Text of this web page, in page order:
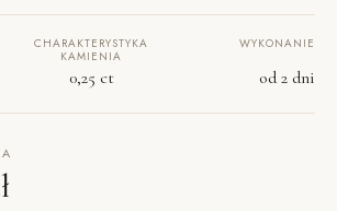
CHARAKTERYSTYKA
KAMIENIA
0,25 ct
WYKONANIE
od 2 dni